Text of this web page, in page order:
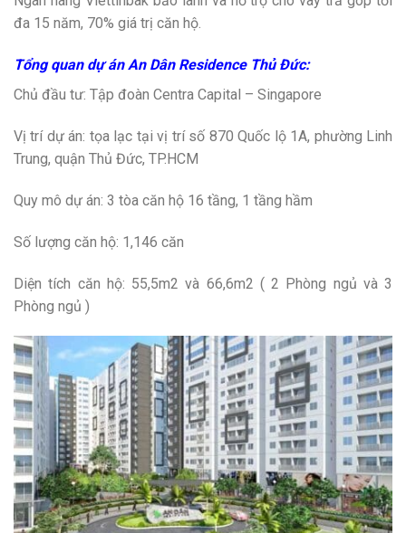
đa 15 năm, 70% giá trị căn hộ.
Tổng quan dự án An Dân Residence Thủ Đức:
Chủ đầu tư: Tập đoàn Centra Capital – Singapore
Vị trí dự án: tọa lạc tại vị trí số 870 Quốc lộ 1A, phường Linh
Trung, quận Thủ Đức, TP.HCM
Quy mô dự án: 3 tòa căn hộ 16 tầng, 1 tầng hầm
Số lượng căn hộ: 1,146 căn
Diện tích căn hộ: 55,5m2 và 66,6m2 ( 2 Phòng ngủ và 3
Phòng ngủ )